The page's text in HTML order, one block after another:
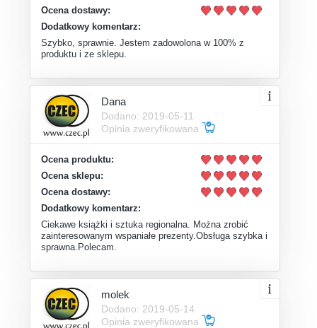
Ocena dostawy:
Dodatkowy komentarz:
Szybko, sprawnie. Jestem zadowolona w 100% z
produktu i ze sklepu.
Dana
Dodano: 2019-05-11
Opinia zweryfikowana
Ocena produktu:
Ocena sklepu:
Ocena dostawy:
Dodatkowy komentarz:
Ciekawe książki i sztuka regionalna. Można zrobić
zainteresowanym wspaniałe prezenty.Obsługa szybka i
sprawna.Polecam.
molek
Dodano: 2019-05-14
Opinia zweryfikowana